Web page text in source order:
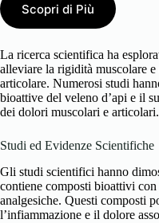
Scopri di Più
La ricerca scientifica ha
alleviare la rigidità muscolare
articolare. Numerosi studi
bioattive del veleno d’api e il
dei dolori muscolari e articolari.
Studi ed Evidenze Scientifiche
Gli studi scientifici hanno
contiene composti bioattivi
analgesiche. Questi composti
l’infiammazione e il dolore